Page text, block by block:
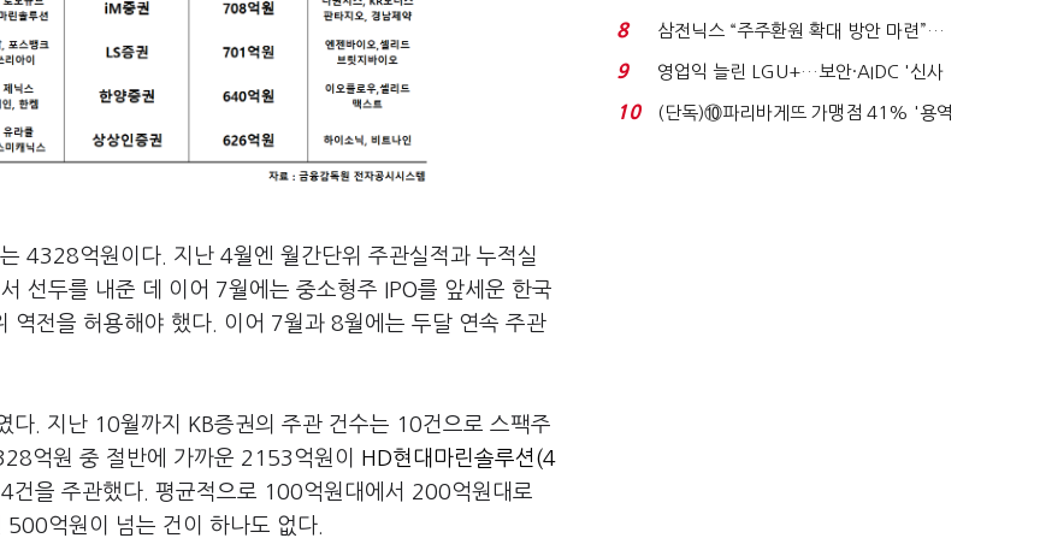
4328억원이다. 지난 4월엔 월간단위 주관실적과 누적실
선두를 내준 데 이어 7월에는 중소형주 IPO를 앞세운 한국
역전을 허용해야 했다. 이어 7월과 8월에는 두달 연속 주관
다. 지난 10월까지 KB증권의 주관 건수는 10건으로 스팩주
억원 중 절반에 가까운 2153억원이
HD현대마린솔루션(4
건을 주관했다. 평균적으로 100억원대에서 200억원대로
500억원이 넘는 건이 하나도 없다.
억달러에 '3% 성...
8
삼전닉스 “주주환원 확대 방안 마련”…
로이터에 성명...
9
영업익 늘린 LGU+…보안·AIDC '신사
업 드라이브'...
10
(단독)⑩파리바게뜨 가맹점 41% '용역